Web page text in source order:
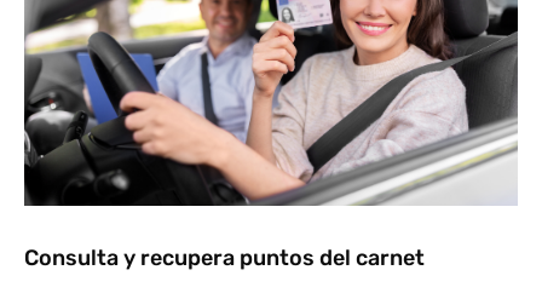
Consulta y recupera puntos del carnet